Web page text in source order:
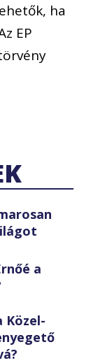
ha
EP
a
Közel-